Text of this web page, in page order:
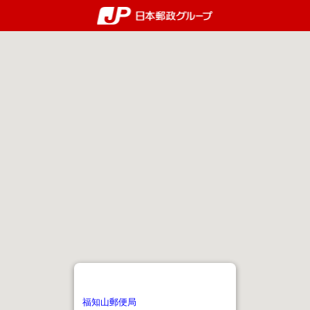
郵便局・日本郵政グループ
福知山郵便局